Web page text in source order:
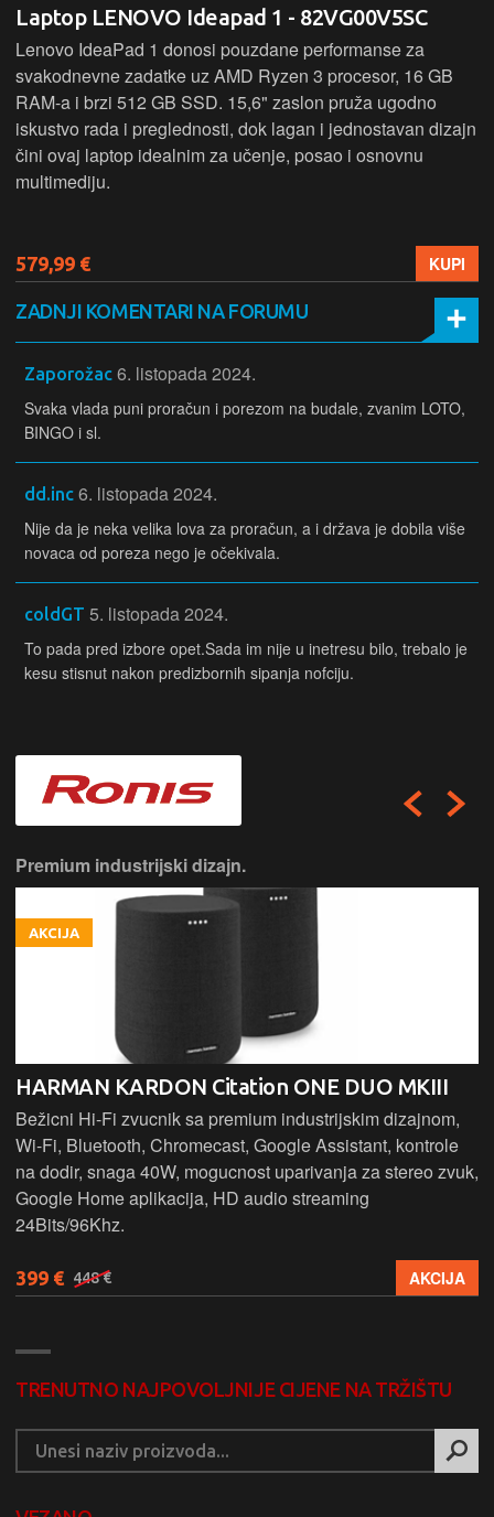
Laptop LENOVO Ideapad 1 - 82VG00V5SC
Lenovo IdeaPad 1 donosi pouzdane performanse za
svakodnevne zadatke uz AMD Ryzen 3 procesor, 16 GB
RAM-a i brzi 512 GB SSD. 15,6" zaslon pruža ugodno
iskustvo rada i preglednosti, dok lagan i jednostavan dizajn
čini ovaj laptop idealnim za učenje, posao i osnovnu
multimediju.
579,99 € KUPI
ZADNJI KOMENTARI NA FORUMU
Zaporožac 6. listopada 2024.
Svaka vlada puni proračun i porezom na budale, zvanim LOTO,
BINGO i sl.
dd.inc 6. listopada 2024.
Nije da je neka velika lova za proračun, a i država je dobila više
novaca od poreza nego je očekivala.
coldGT 5. listopada 2024.
To pada pred izbore opet.Sada im nije u inetresu bilo, trebalo je
kesu stisnut nakon predizbornih sipanja nofciju.
Premium industrijski dizajn.
AKCIJA
HARMAN KARDON Citation ONE DUO MKIII
Bežicni Hi-Fi zvucnik sa premium industrijskim dizajnom,
Wi-Fi, Bluetooth, Chromecast, Google Assistant, kontrole
na dodir, snaga 40W, mogucnost uparivanja za stereo zvuk,
Google Home aplikacija, HD audio streaming
24Bits/96Khz.
399 € 448 € AKCIJA
TRENUTNO NAJPOVOLJNIJE CIJENE NA TRŽIŠTU